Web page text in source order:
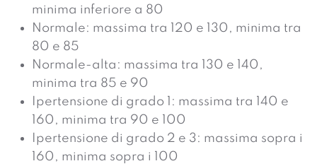
minima inferiore a 80
Normale: massima tra 120 e 130, minima tra
80 e 85
Normale-alta: massima tra 130 e 140,
minima tra 85 e 90
Ipertensione di grado 1: massima tra 140 e
160, minima tra 90 e 100
Ipertensione di grado 2 e 3: massima sopra i
160, minima sopra i 100